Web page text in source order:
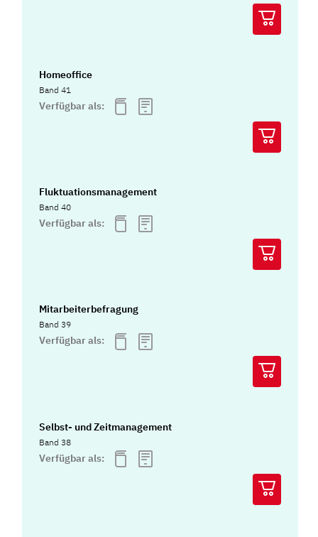
Homeoffice
Band 41
Verfügbar als:
Fluktuationsmanagement
Band 40
Verfügbar als:
Mitarbeiterbefragung
Band 39
Verfügbar als:
Selbst- und Zeitmanagement
Band 38
Verfügbar als: